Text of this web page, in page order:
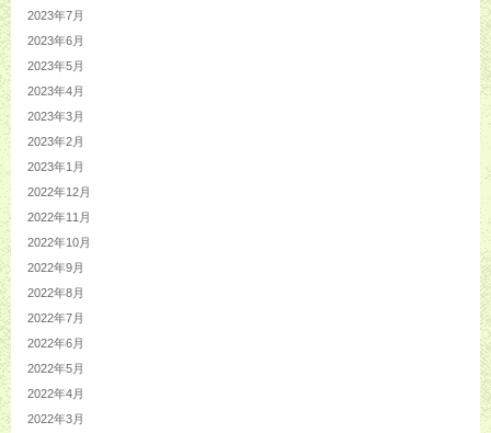
2023年7月
2023年6月
2023年5月
2023年4月
2023年3月
2023年2月
2023年1月
2022年12月
2022年11月
2022年10月
2022年9月
2022年8月
2022年7月
2022年6月
2022年5月
2022年4月
2022年3月